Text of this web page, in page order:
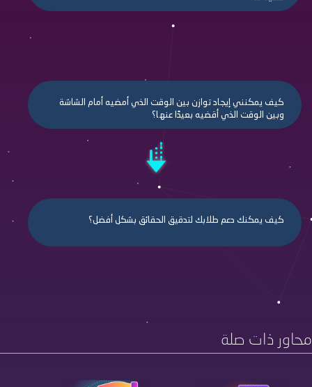
كيف يمكنني إيجاد توازن بين الوقت الذي أمضيه أمام الشاشة
وبين الوقت الذي أقضيه بعيدًا عنها؟
كيف يمكنك دعم طلابك لتدقيق الحقائق بشكل أفضل؟
محاور ذات صلة